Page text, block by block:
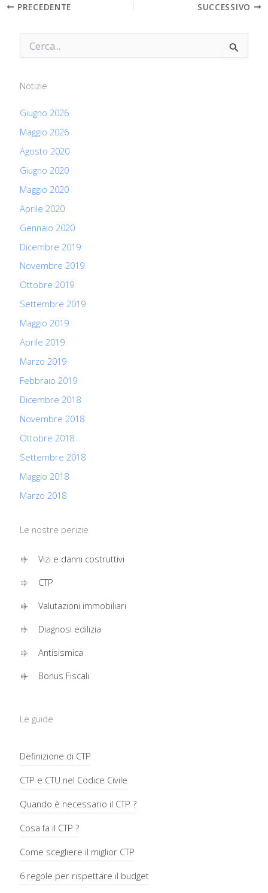
PRECEDENTE SUCCESSIVO
a
Notizie
Giugno 2026
Maggio 2026
Agosto 2020
Giugno 2020
Maggio 2020
Aprile 2020
Gennaio 2020
Dicembre 2019
Novembre 2019
Ottobre 2019
Settembre 2019
Maggio 2019
Aprile 2019
Marzo 2019
Febbraio 2019
Dicembre 2018
Novembre 2018
Ottobre 2018
Settembre 2018
Maggio 2018
Marzo 2018
Le nostre perizie
Vizi e danni costruttivi
CTP
Valutazioni immobiliari
Diagnosi edilizia
Antisismica
Bonus Fiscali
Le guide
Definizione di CTP
CTP e CTU nel Codice Civile
Quando è necessario il CTP ?
Cosa fa il CTP ?
Come scegliere il miglior CTP
6 regole per rispettare il budget